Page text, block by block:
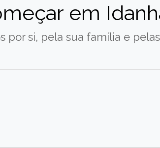
em
por si, pela sua família e